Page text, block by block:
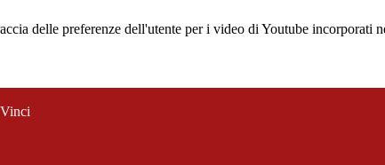
delle preferenze dell'utente per i video di Youtube